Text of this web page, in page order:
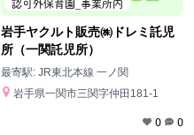
認可外保育園_事業所内
岩手ヤクルト販売㈱ドレミ託児
所（一関託児所）
最寄駅: JR東北本線 一ノ関
岩手県一関市三関字仲田181-1
0 0